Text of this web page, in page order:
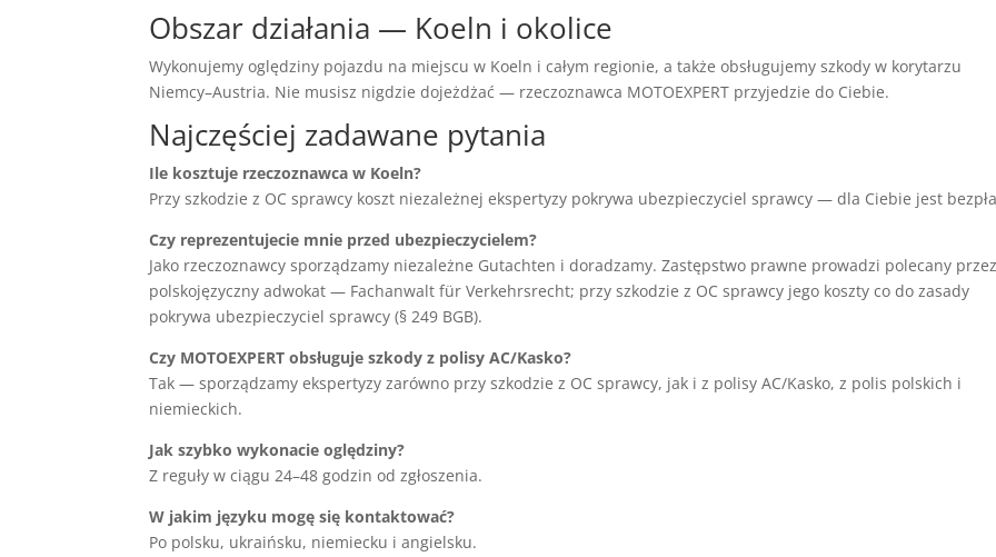
Obszar działania — Koeln i okolice
Wykonujemy oględziny pojazdu na miejscu w Koeln i całym regionie, a także obsługujemy szkody w korytarzu
Niemcy–Austria. Nie musisz nigdzie dojeżdżać — rzeczoznawca MOTOEXPERT przyjedzie do Ciebie.
Najczęściej zadawane pytania
Ile kosztuje rzeczoznawca w Koeln?
Przy szkodzie z OC sprawcy koszt niezależnej ekspertyzy pokrywa ubezpieczyciel sprawcy — dla Ciebie jest
Czy reprezentujecie mnie przed ubezpieczycielem?
Jako rzeczoznawcy sporządzamy niezależne Gutachten i doradzamy. Zastępstwo prawne prowadzi polecany
polskojęzyczny adwokat — Fachanwalt für Verkehrsrecht; przy szkodzie z OC sprawcy jego koszty co do zasady
pokrywa ubezpieczyciel sprawcy (§ 249 BGB).
Czy MOTOEXPERT obsługuje szkody z polisy AC/Kasko?
Tak — sporządzamy ekspertyzy zarówno przy szkodzie z OC sprawcy, jak i z polisy AC/Kasko, z polis polskich i
niemieckich.
Jak szybko wykonacie oględziny?
Z reguły w ciągu 24–48 godzin od zgłoszenia.
W jakim języku mogę się kontaktować?
Po polsku, ukraińsku, niemiecku i angielsku.